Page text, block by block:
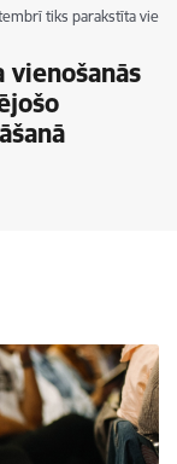
tiks parakstīta